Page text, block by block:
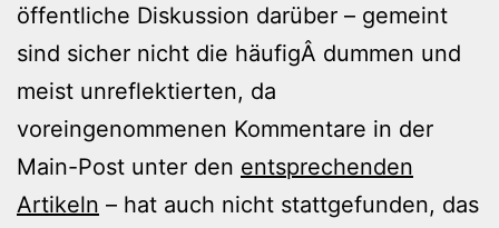
öffentliche Diskussion darüber – gemeint
sind sicher nicht die häufigÂ dummen und
meist unreflektierten, da
voreingenommenen Kommentare in der
Main-Post unter den entsprechenden
Artikeln – hat auch nicht stattgefunden, das